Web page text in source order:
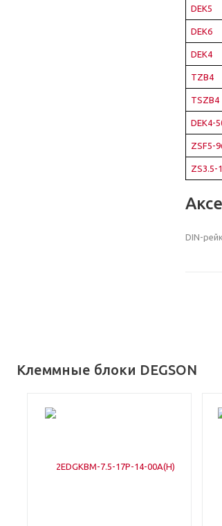
DEK5
DEK6
DEK4
TZB4
TSZB4
DEK4-
ZSF5-
ZS3.5-
DIN-
Клеммные блоки DEGSON